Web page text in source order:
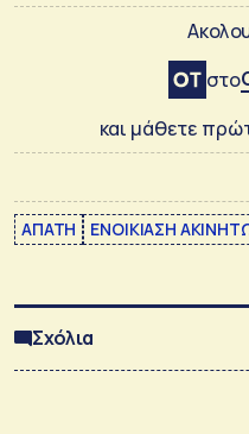
στο
και μάθετε
ΑΠΑΤΗ ΕΝΟΙΚΙΑΣΗ
Σχόλια